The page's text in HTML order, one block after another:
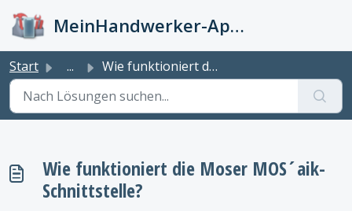
MeinHandwerker-App Info-Kiste
Start ... Wie funktioniert die Moser MOS´aik-Schnittstelle?
Wie funktioniert die Moser MOS´aik-
Schnittstelle?